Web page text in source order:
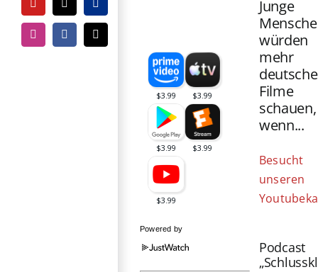
YouTubeTiktokPayPal
InstagramFacebook
E-
Mail
Powered by
Junge
würden
mehr
deutsche
Filme
schauen,
wenn...
Besucht
unseren
Podcast